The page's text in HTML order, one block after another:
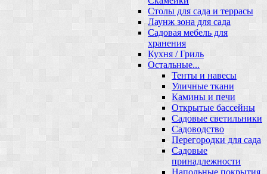
Столы для сада и террасы
Лаунж зона для сада
Садовая мебель для
хранения
Кухня / Гриль
Остальные...
Тенты и навесы
Уличные ткани
Камины и печи
Открытые бассейны
Садовые светильники
Садоводство
Перегородки для сада
Садовые
принадлежности
Напольные покрытия